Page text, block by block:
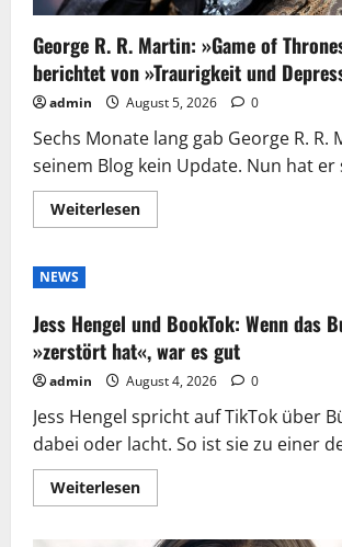
George R. R. Martin: »Game of
berichtet von »Traurigkeit und
admin August 5, 2026 0
Sechs Monate lang gab George R. R.
seinem Blog kein Update. Nun hat er
WeiterlesenMehr
Informationen
»Game
of
Thrones«-
Autor
berichtet
von
»Traurigkeit
und
Depressionen«
NEWS
Jess Hengel und BookTok: Wenn das
»zerstört hat«, war es gut
admin August 4, 2026 0
Jess Hengel spricht auf TikTok über
dabei oder lacht. So ist sie zu einer
WeiterlesenMehr
Informationen